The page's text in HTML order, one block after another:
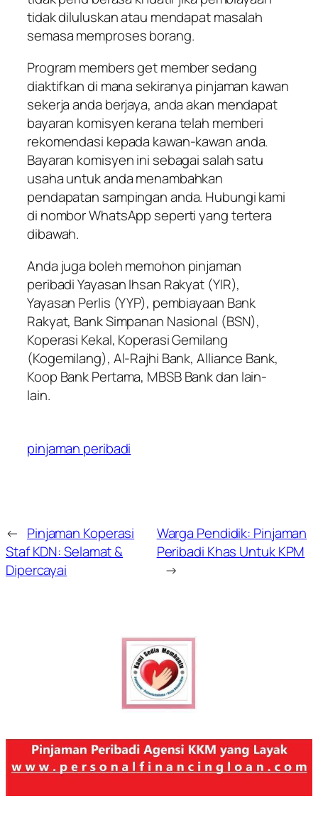
tidak diluluskan atau mendapat masalah
semasa memproses borang.
Program members get member sedang
diaktifkan di mana sekiranya pinjaman kawan
sekerja anda berjaya, anda akan mendapat
bayaran komisyen kerana telah memberi
rekomendasi kepada kawan-kawan anda.
Bayaran komisyen ini sebagai salah satu
usaha untuk anda menambahkan
pendapatan sampingan anda. Hubungi kami
di nombor WhatsApp seperti yang tertera
dibawah.
Anda juga boleh memohon pinjaman
peribadi Yayasan Ihsan Rakyat (YIR),
Yayasan Perlis (YYP), pembiayaan Bank
Rakyat, Bank Simpanan Nasional (BSN),
Koperasi Kekal, Koperasi Gemilang
(Kogemilang), Al-Rajhi Bank, Alliance Bank,
Koop Bank Pertama, MBSB Bank dan lain-
lain.
pinjaman peribadi
← Pinjaman Koperasi
Staf KDN: Selamat &
Dipercayai
Warga Pendidik: Pinjaman
Peribadi Khas Untuk KPM
→